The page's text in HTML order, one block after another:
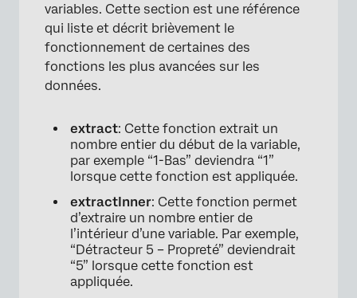
variables. Cette section est une référence
qui liste et décrit brièvement le
fonctionnement de certaines des
fonctions les plus avancées sur les
données.
extract: Cette fonction extrait un
nombre entier du début de la variable,
par exemple “1-Bas” deviendra “1”
lorsque cette fonction est appliquée.
extractInner: Cette fonction permet
d’extraire un nombre entier de
l’intérieur d’une variable. Par exemple,
“Détracteur 5 – Propreté” deviendrait
“5” lorsque cette fonction est
appliquée.